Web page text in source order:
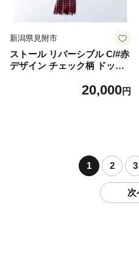
新潟県見附市
ストール リバーシブル C/#赤
デザイン チェック柄 ドット
ール マフラー ファッション
20,000円
1 2 3
次